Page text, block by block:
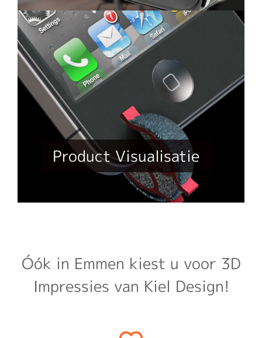
Product Visualisatie
Óók in Emmen kiest u voor 3D
Impressies van Kiel Design!